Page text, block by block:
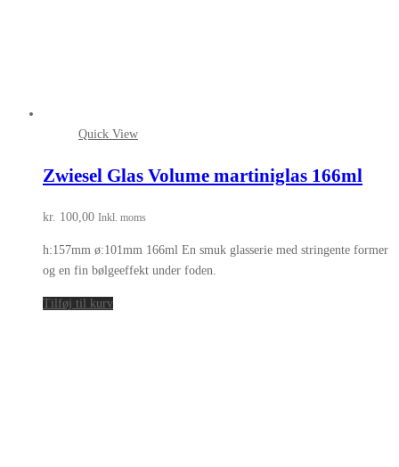
Quick View
Zwiesel Glas Volume martiniglas 166ml
kr. 100,00 Inkl. moms
h:157mm ø:101mm 166ml En smuk glasserie med stringente former
og en fin bølgeeffekt under foden.
Tilføj til kurv